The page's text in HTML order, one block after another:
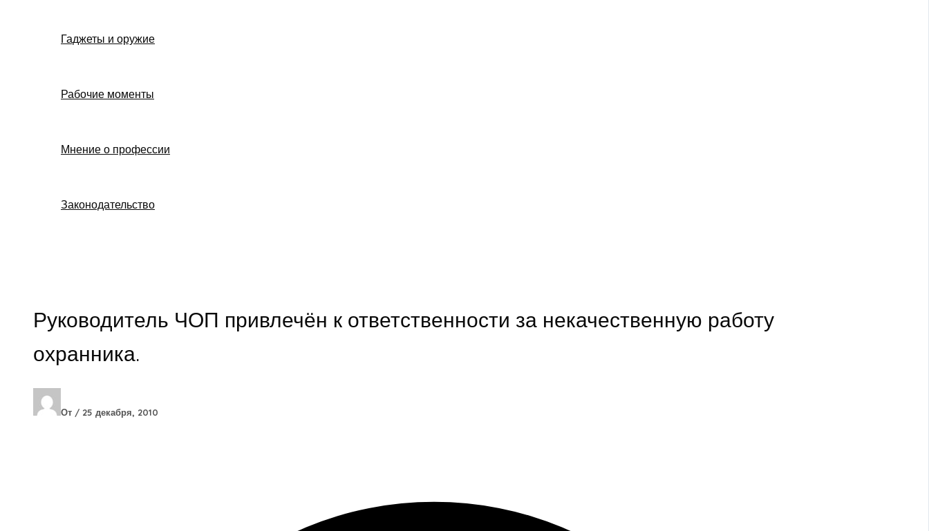
Гаджеты и оружие
Рабочие моменты
Мнение о профессии
Законодательство
Руководитель ЧОП привлечён к ответственности за некачественную работу
охранника.
От / 25 декабря, 2010